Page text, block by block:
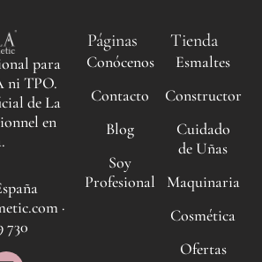
para
ni TPO.
de La
en
·
730
Páginas
Conócenos
Contacto
Blog
Soy
Profesional
Tienda
Esmaltes
Constructor
Cuidado
de Uñas
Maquinaria
Cosmética
Ofertas